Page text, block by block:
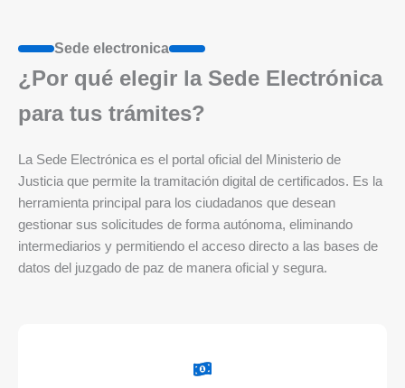
Sede electronica
¿Por qué elegir la Sede Electrónica
para tus trámites?
La Sede Electrónica es el portal oficial del Ministerio de
Justicia que permite la tramitación digital de certificados. Es la
herramienta principal para los ciudadanos que desean
gestionar sus solicitudes de forma autónoma, eliminando
intermediarios y permitiendo el acceso directo a las bases de
datos del juzgado de paz de manera oficial y segura.